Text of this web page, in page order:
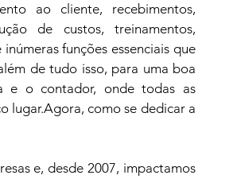
ao cliente, recebimentos,
de custos, treinamentos,
funções essenciais que
de tudo isso, para uma boa
e o contador, onde todas as
lugar.Agora, como se dedicar a
e, desde 2007, impactamos